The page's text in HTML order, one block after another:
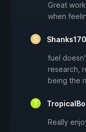
Great
when
fuel
research,
being the
Really